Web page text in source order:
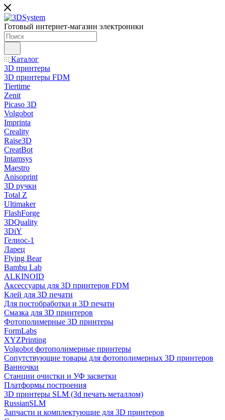
Готовый интернет-магазин электроники
Каталог
3D принтеры
3D принтеры FDM
Tiertime
Zenit
Picaso 3D
Volgobot
Imprinta
Creality
Raise3D
CreatBot
Intamsys
Maestro
Anisoprint
3D ручки
Total Z
Ultimaker
FlashForge
3DQuality
3DiY
Гелиос-1
Ларец
Flying Bear
Bambu Lab
ALKINOID
Аксессуары для 3D принтеров FDM
Клей для 3D печати
Для постобработки и 3D печати
Смазка для 3D принтеров
Фотополимерные 3D принтеры
FormLabs
XYZPrinting
Volgobot фотополимерные принтеры
Сопутствующие товары для фотополимерных 3D принтеров
Ванночки
Станции очистки и УФ засветки
Платформы построения
3D принтеры SLM (3d печать металлом)
RussianSLM
Запчасти и комплектующие для 3D принтеров